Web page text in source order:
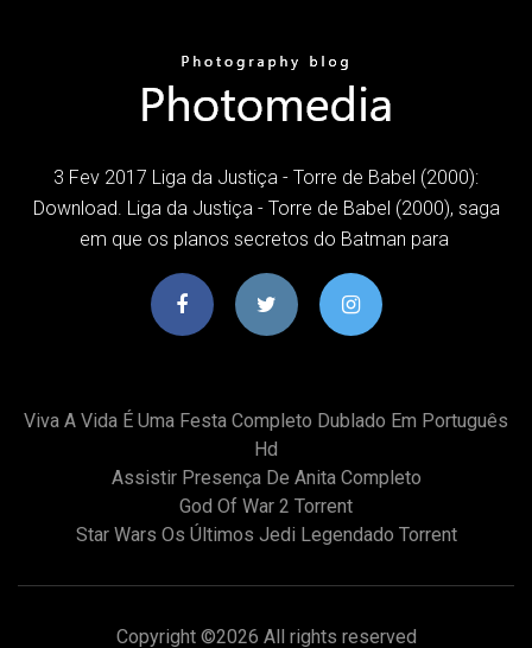
3 Fev 2017 Liga da Justiça - Torre de Babel (2000):
Download. Liga da Justiça - Torre de Babel (2000), saga
em que os planos secretos do Batman para
Viva A Vida É Uma Festa Completo Dublado Em Português
Hd
Assistir Presença De Anita Completo
God Of War 2 Torrent
Star Wars Os Últimos Jedi Legendado Torrent
Copyright ©2026 All rights reserved